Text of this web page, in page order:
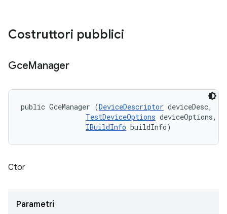
Costruttori pubblici
GceManager
public GceManager (DeviceDescriptor deviceDesc,
TestDeviceOptions deviceOptions,
IBuildInfo buildInfo)
Ctor
Parametri